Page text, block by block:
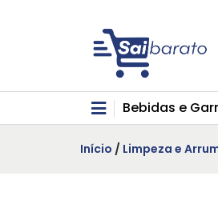
Bebidas e
Início / Limpeza e